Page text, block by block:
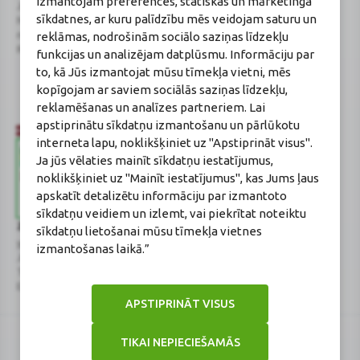
sīkdatnes, ar kuru palīdzību mēs veidojam saturu un
reklāmas, nodrošinām sociālo saziņas līdzekļu
funkcijas un analizējam datplūsmu. Informāciju par
to, kā Jūs izmantojat mūsu tīmekļa vietni, mēs
kopīgojam ar saviem sociālās saziņas līdzekļu,
reklamēšanas un analīzes partneriem. Lai
apstiprinātu sīkdatņu izmantošanu un pārlūkotu
interneta lapu, noklikšķiniet uz "Apstiprināt visus".
Ja jūs vēlaties mainīt sīkdatņu iestatījumus,
noklikšķiniet uz "Mainīt iestatījumus", kas Jums ļaus
apskatīt detalizētu informāciju par izmantoto
sīkdatņu veidiem un izlemt, vai piekrītat noteiktu
sīkdatņu lietošanai mūsu tīmekļa vietnes
izmantošanas laikā.”
TIKAI NEPIECIEŠAMĀS
APSTIPRINĀT VISUS
Juridiskā adrese / Faktiskā adrese:
Noliktavu iela 5, Dreiliņi, Stopiņu
novads, LV-2130
Reģistrācijas Nr.: 40003252167
Licences numurs: A00010
E-aptiekas kontakti
Aptiekas vadītāja:
Sertificēta farmaceite: Jeļena
Gončarova
Reģistrācijas Nr.: F-0834
Sertifikāta Nr.: 215.2025
Zāļu valsts aģentūra
www.zva.gov.lv
Jersikas iela 15, Rīga
E-pasts: info@zva.gov.lv
Veselības inspekcija
E-pasts: vi@vi.gov.lv